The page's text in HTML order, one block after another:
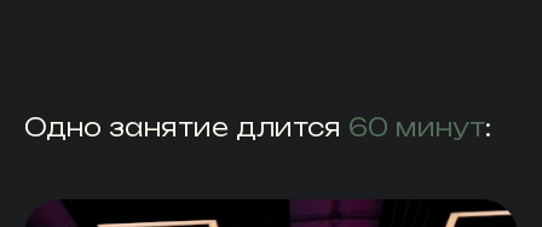
Одно занятие длится 60 минут: